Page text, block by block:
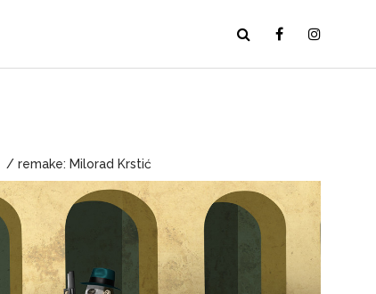
/ remake: Milorad Krstić